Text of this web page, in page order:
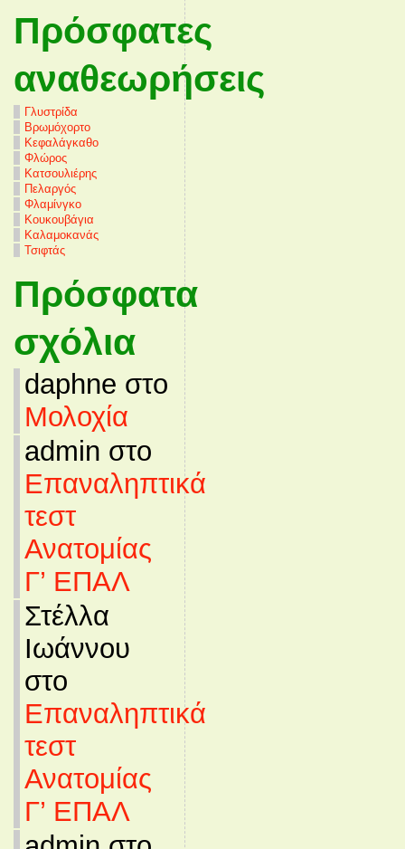
Πρόσφατες
αναθεωρήσεις
Γλυστρίδα
Βρωμόχορτο
Κεφαλάγκαθο
Φλώρος
Κατσουλιέρης
Πελαργός
Φλαμίνγκο
Κουκουβάγια
Καλαμοκανάς
Τσιφτάς
Πρόσφατα
σχόλια
daphne στο
Μολοχία
admin στο
Επαναληπτικά
τεστ
Ανατομίας
Γ’ ΕΠΑΛ
Στέλλα
Ιωάννου
στο
Επαναληπτικά
τεστ
Ανατομίας
Γ’ ΕΠΑΛ